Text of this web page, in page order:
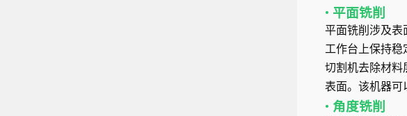
• 平面铣削
平面铣削涉及表
工作台上保持稳
切割机去除材料
表面。该机器可
• 角度铣削